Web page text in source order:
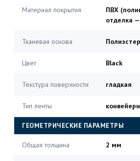
Материал покрытия
ПВХ
отделка
Тканевая основа
Цвет Black
Текстура поверхности гладкая
Тип ленты
ГЕОМЕТРИЧЕСКИЕ ПАРАМЕТРЫ
Общая толщина 2 мм